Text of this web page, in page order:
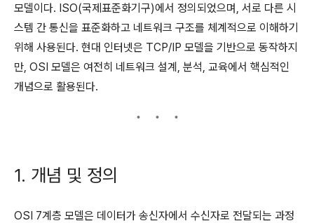
모델이다. ISO(국제표준화기구)에서 정의되었으며, 서로 다른 시
스템 간 통신을 표준화하고 네트워크 구조를 체계적으로 이해하기
위해 사용된다. 현대 인터넷은 TCP/IP 모델을 기반으로 동작하지
만, OSI 모델은 여전히 네트워크 설계, 분석, 교육에서 핵심적인
개념으로 활용된다.
1. 개념 및 정의
OSI 7계층 모델은 데이터가 송신자에서 수신자로 전달되는 과정